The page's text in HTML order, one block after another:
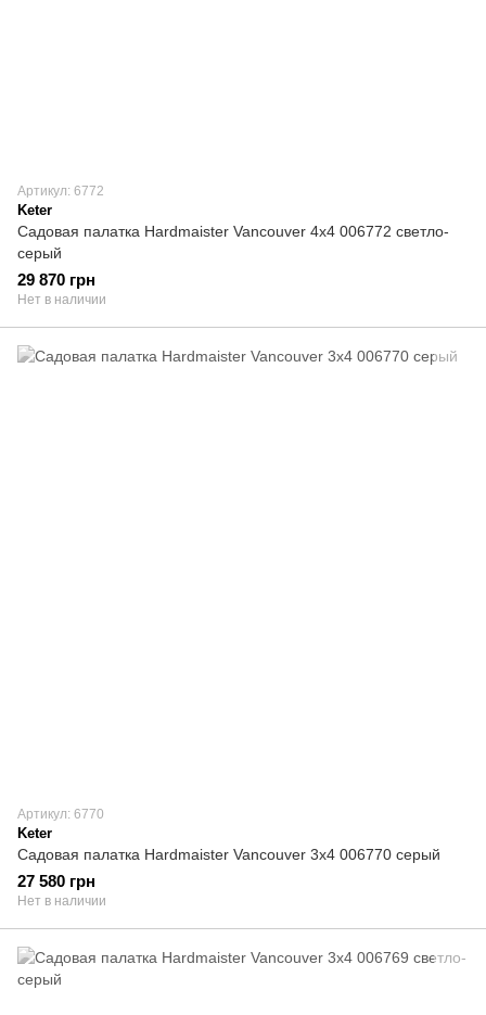
Артикул: 6772
Keter
Садовая палатка Hardmaister Vancouver 4x4 006772 светло-
серый
29 870 грн
Нет в наличии
Артикул: 6770
Keter
Садовая палатка Hardmaister Vancouver 3x4 006770 серый
27 580 грн
Нет в наличии